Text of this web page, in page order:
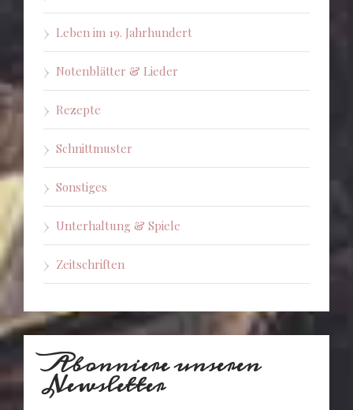
Leben im 19. Jahrhundert
Notenblätter & Lieder
Rezepte
Schnittmuster
Sonstiges
Unterhaltung & Spiele
Zeitschriften
Abonniere unseren
Newsletter